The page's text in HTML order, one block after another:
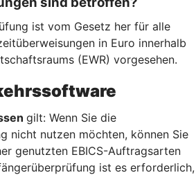
ist vom Gesetz her für alle
in Euro innerhalb
(EWR) vorgesehen.
gilt: Wenn Sie die
nicht nutzen möchten, können Sie
genutzten EBICS-Auftragsarten
ist es erforderlich,